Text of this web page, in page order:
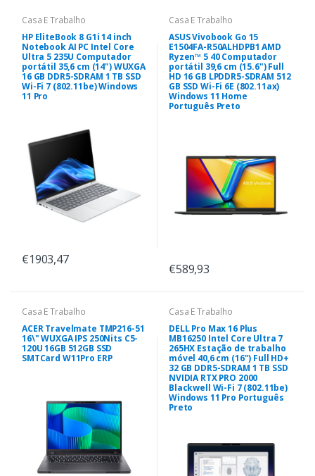
Casa E Trabalho
HP EliteBook 8 G1i 14 inch
Notebook AI PC Intel Core
Ultra 5 235U Computador
portátil 35,6 cm (14") WUXGA
16 GB DDR5-SDRAM 1 TB SSD
Wi-Fi 7 (802.11be) Windows
11 Pro
€1903,47
Casa E Trabalho
ASUS Vivobook Go 15
E1504FA-R50ALHDPB1 AMD
Ryzen™ 5 40 Computador
portátil 39,6 cm (15.6") Full
HD 16 GB LPDDR5-SDRAM 512
GB SSD Wi-Fi 6E (802.11ax)
Windows 11 Home
Português Preto
€589,93
Casa E Trabalho
ACER Travelmate TMP216-51
16\" WUXGA IPS 250Nits C5-
120U 16GB 512GB SSD
SMTCard W11Pro ERP
Casa E Trabalho
DELL Pro Max 16 Plus
MB16250 Intel Core Ultra 7
265HX Estação de trabalho
móvel 40,6 cm (16") Full HD+
32 GB DDR5-SDRAM 1 TB SSD
NVIDIA RTX PRO 2000
Blackwell Wi-Fi 7 (802.11be)
Windows 11 Pro Português
Preto